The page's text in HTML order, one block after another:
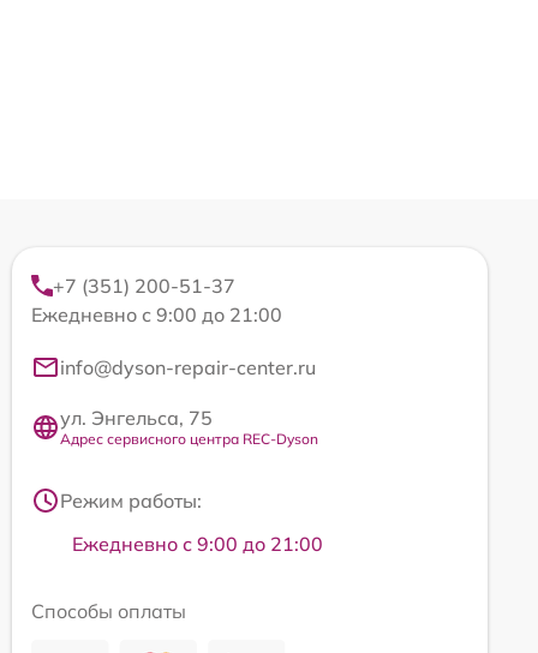
+7 (351) 200-51-37
Ежедневно с 9:00 до 21:00
info@dyson-repair-center.ru
ул. Энгельса, 75
Адрес сервисного центра REC-Dyson
Режим работы:
Ежедневно с 9:00 до 21:00
Способы оплаты